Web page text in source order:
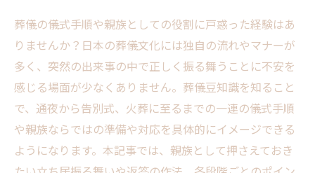
葬儀の儀式手順や親族としての役割に戸惑った経験はあ
りませんか？日本の葬儀文化には独自の流れやマナーが
多く、突然の出来事の中で正しく振る舞うことに不安を
感じる場面が少なくありません。葬儀豆知識を知ること
で、通夜から告別式、火葬に至るまでの一連の儀式手順
や親族ならではの準備や対応を具体的にイメージできる
ようになります。本記事では、親族として押さえておき